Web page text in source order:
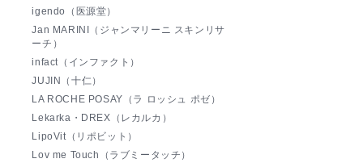
igendo（医源堂）
Jan MARINI（ジャンマリーニ スキンリサ
ーチ）
infact（インファクト）
JUJIN（十仁）
LA ROCHE POSAY（ラ ロッシュ ポゼ）
Lekarka・DREX（レカルカ）
LipoVit（リポビット）
Lov me Touch（ラブミータッチ）